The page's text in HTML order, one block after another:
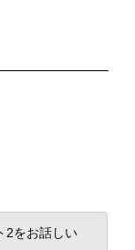
2をお話しい